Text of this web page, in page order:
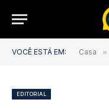
VOCÊ ESTÁ EM: Casa »
EDITORIAL